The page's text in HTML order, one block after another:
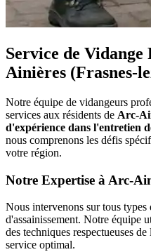
Service de Vidange
Ainières (Frasnes-
Notre équipe de vidangeurs
services aux résidents de Arc-
d'expérience dans l'entretien
nous comprenons les défis
votre région.
Notre Expertise à Arc-
Nous intervenons sur tous types
d'assainissement. Notre équipe
des techniques respectueuses
service optimal.